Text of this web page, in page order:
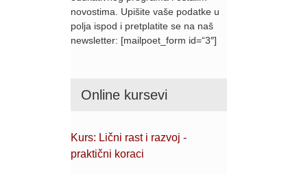
novostima. Upišite vaše podatke u
polja ispod i pretplatite se na naš
newsletter: [mailpoet_form id=“3″]
Online kursevi
Kurs: Lični rast i razvoj -
praktični koraci